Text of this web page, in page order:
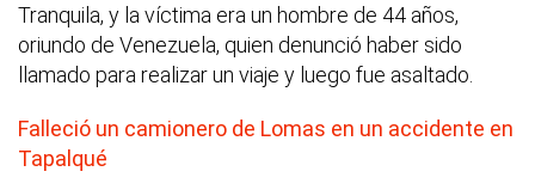
Tranquila, y la víctima era un hombre de 44 años,
oriundo de Venezuela, quien denunció haber sido
llamado para realizar un viaje y luego fue asaltado.
Falleció un camionero de Lomas en un accidente en
Tapalqué